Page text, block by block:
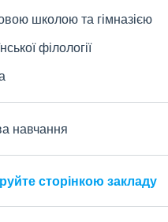
школою та гімназією
філології
навчання
сторінкою закладу